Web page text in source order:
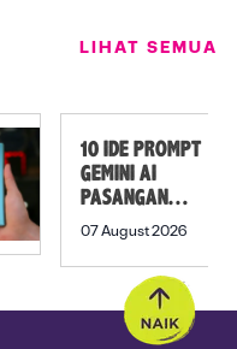
LIHAT SEMUA
10 IDE PROMPT
GEMINI AI
PASANGAN
PREWEDDING
07 August 2026